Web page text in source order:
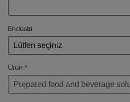
Endüstri
Ürün *